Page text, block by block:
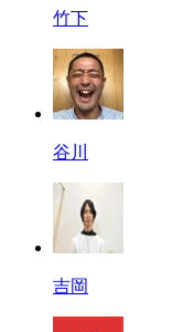
竹下
谷川
吉岡